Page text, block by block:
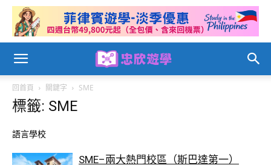
回首頁 關鍵字 SME
標籤: SME
語言學校
SME–兩大熱門校區（斯巴達第一）